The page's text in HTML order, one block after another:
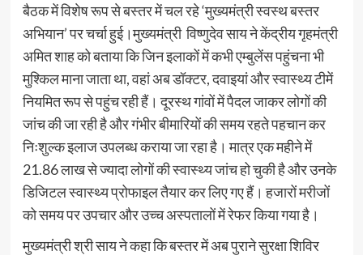
बैठक में विशेष रूप से बस्तर में चल रहे ‘मुख्यमंत्री स्वस्थ बस्तर
अभियान’ पर चर्चा हुई।मुख्यमंत्री विष्णुदेव साय ने केंद्रीय गृहमंत्री
अमित शाह को बताया कि जिन इलाकों में कभी एम्बुलेंस पहुंचना भी
मुश्किल माना जाता था, वहां अब डॉक्टर, दवाइयां और स्वास्थ्य टीमें
नियमित रूप से पहुंच रही हैं। दूरस्थ गांवों में पैदल जाकर लोगों की
जांच की जा रही है और गंभीर बीमारियों की समय रहते पहचान कर
निःशुल्क इलाज उपलब्ध कराया जा रहा है। मात्र एक महीने में
21.86 लाख से ज्यादा लोगों की स्वास्थ्य जांच हो चुकी है और उनके
डिजिटल स्वास्थ्य प्रोफाइल तैयार कर लिए गए हैं। हजारों मरीजों
को समय पर उपचार और उच्च अस्पतालों में रेफर किया गया है।
मुख्यमंत्री श्री साय ने कहा कि बस्तर में अब पुराने सुरक्षा शिविर